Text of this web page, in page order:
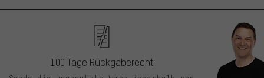
100 Tage Rückgaberecht